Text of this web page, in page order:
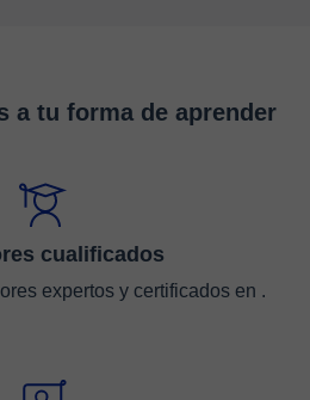
a tu forma de aprender
cualificados
expertos y certificados en .